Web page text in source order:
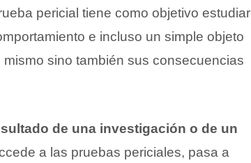
pericial tiene como objetivo estudiar
e incluso un simple objeto
sino también sus consecuencias
de una investigación o de un
a las pruebas periciales, pasa a